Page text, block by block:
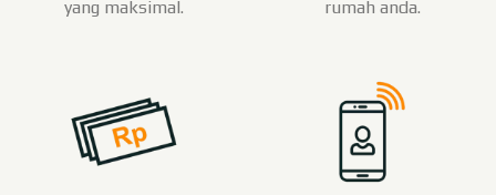
yang maksimal.
rumah anda.